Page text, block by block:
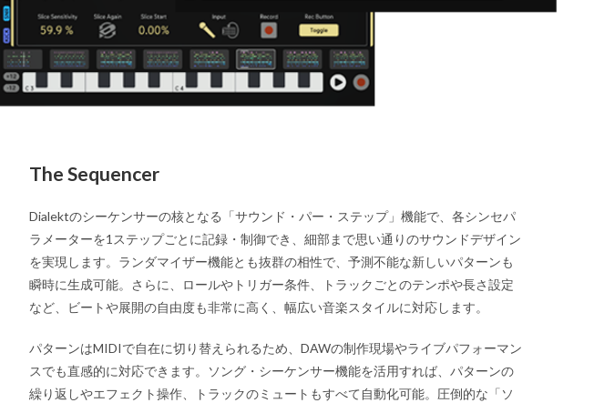
The Sequencer
Dialektのシーケンサーの核となる「サウンド・パー・ステップ」機能で、各シンセパ
ラメーターを1ステップごとに記録・制御でき、細部まで思い通りのサウンドデザイン
を実現します。ランダマイザー機能とも抜群の相性で、予測不能な新しいパターンも
瞬時に生成可能。さらに、ロールやトリガー条件、トラックごとのテンポや長さ設定
など、ビートや展開の自由度も非常に高く、幅広い音楽スタイルに対応します。
パターンはMIDIで自在に切り替えられるため、DAWの制作現場やライブパフォーマン
スでも直感的に対応できます。ソング・シーケンサー機能を活用すれば、パターンの
繰り返しやエフェクト操作、トラックのミュートもすべて自動化可能。圧倒的な「ソ